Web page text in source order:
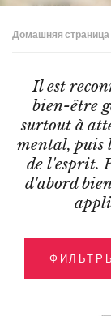
Домашняя страница
Il est
bien-être
surtout à
mental, puis
de l'esprit.
d'abord